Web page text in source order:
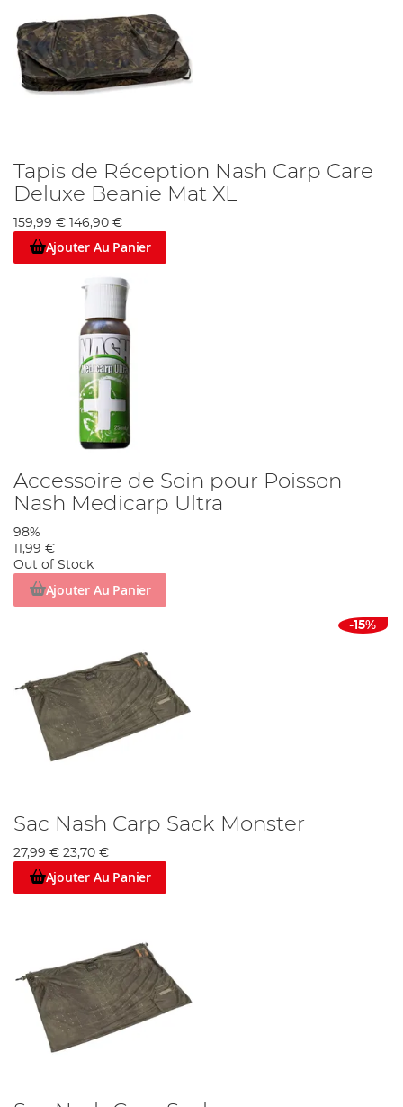
Tapis de Réception Nash Carp Care
Deluxe Beanie Mat XL
159,99 € 146,90 €
Ajouter Au Panier
Accessoire de Soin pour Poisson
Nash Medicarp Ultra
98%
11,99 €
Out of Stock
Ajouter Au Panier
-15%
Sac Nash Carp Sack Monster
27,99 € 23,70 €
Ajouter Au Panier